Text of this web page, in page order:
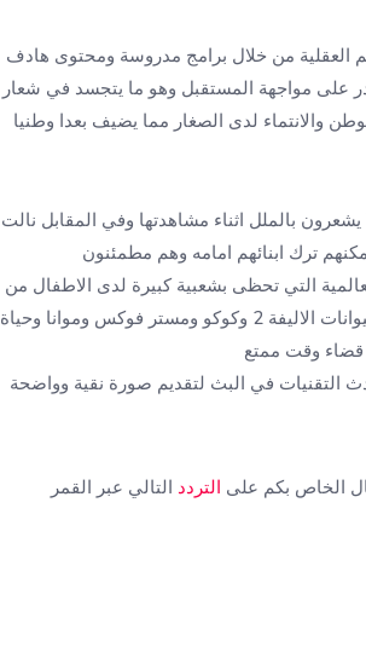
العقلية من خلال برامج مدروسة ومحتوى هادف
على مواجهة المستقبل وهو ما يتجسد في شعار
والانتماء لدى الصغار مما يضيف بعدا وطنيا
يشعرون بالملل اثناء مشاهدتها وفي المقابل نالت
ترك ابنائهم امامه وهم مطمئنون
التي تحظى بشعبية كبيرة لدى الاطفال من
مختلف الاعمار مثل ابو مينابل وعائلة آدامز وتوي ستوري 4 والحياة السرية للحيوانات الاليفة 2 وكوكو ومستر فوكس وموانا وحياة
قضاء وقت ممتع
في البث لتقديم صورة نقية وواضحة
الخاص بكم على التردد التالي عبر القمر